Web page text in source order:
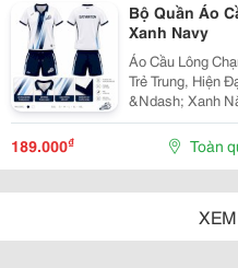
Bộ Quần Áo
Xanh Navy
Áo Cầu Lông
Trẻ Trung, Hiện
&Ndash; Xanh
Cấp Giúp Thấm
Hợp Cho Tập
189.000₫ Toàn